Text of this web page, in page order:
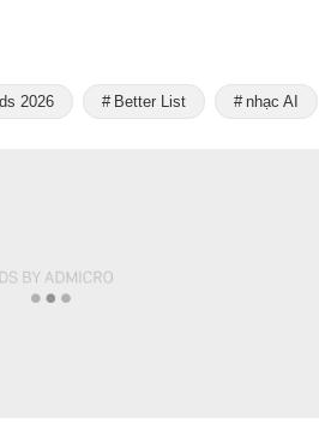
2026 Better List nhạc AI